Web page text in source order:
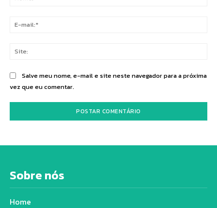
Salve meu nome, e-mail e site neste navegador para a próxima
vez que eu comentar.
Sobre nós
Home